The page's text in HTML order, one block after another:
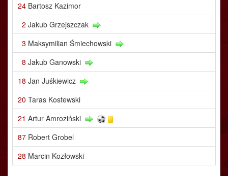
24 Bartosz Kazimor
2 Jakub Grzejszczak
3 Maksymilian Śmiechowski
8 Jakub Ganowski
18 Jan Juśkiewicz
20 Taras Kostewski
21 Artur Amroziński
87 Robert Grobel
28 Marcin Kozłowski